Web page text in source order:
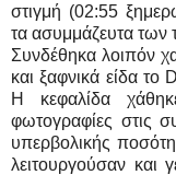
στιγμή (02:55
τα ασυμμάζευτα των
Συνδέθηκα λοιπόν
και ξαφνικά είδα
Η κεφαλίδα
φωτογραφίες στις
υπερβολικής
λειτουργούσαν και